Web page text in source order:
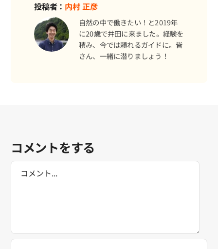
投稿者： 内村 正彦
自然の中で働きたい！と2019年
に20歳で井田に来ました。経験を
積み、今では頼れるガイドに。皆
さん、一緒に潜りましょう！
コメントをする
Comment
予約する